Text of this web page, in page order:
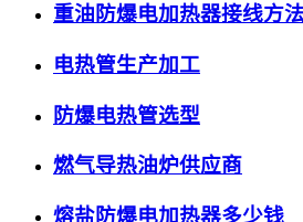
重油防爆电加热器接线方
电热管生产加工
防爆电热管选型
燃气导热油炉供应商
熔盐防爆电加热器多少钱